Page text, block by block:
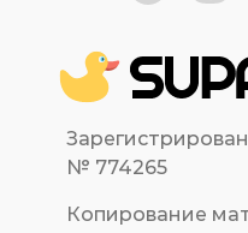
№ 774265
Копирование